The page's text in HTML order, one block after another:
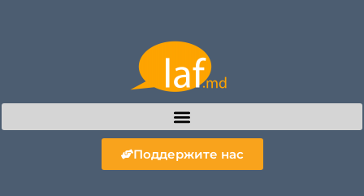
Поддержите нас